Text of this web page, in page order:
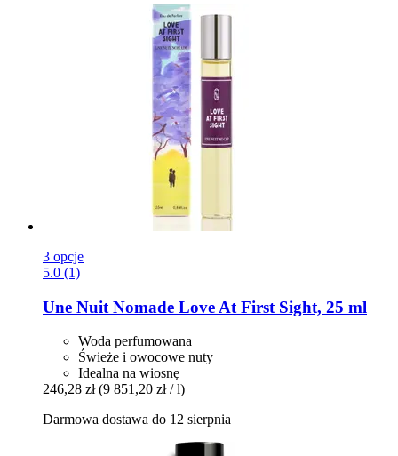
3 opcje
5.0 (1)
Une Nuit Nomade Love At First Sight, 25 ml
Woda perfumowana
Świeże i owocowe nuty
Idealna na wiosnę
246,28 zł (9 851,20 zł / l)
Darmowa dostawa do 12 sierpnia